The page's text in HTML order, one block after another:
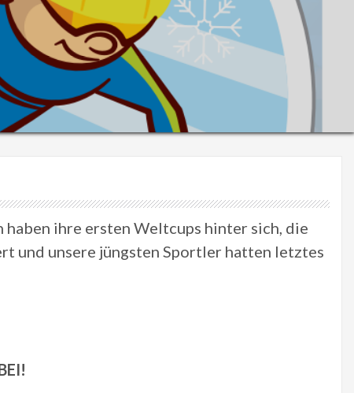
ihre ersten Weltcups hinter sich, die
und unsere jüngsten Sportler hatten letztes